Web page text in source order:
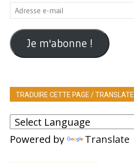
Adresse
e-
mail
Je m'abonne !
TRADUIRE CETTE PAGE / TRANSLATE
Powered by Translate